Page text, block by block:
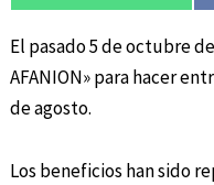
El pasado 5 de octubre
AFANION» para hacer
de agosto.
Los beneficios han sido